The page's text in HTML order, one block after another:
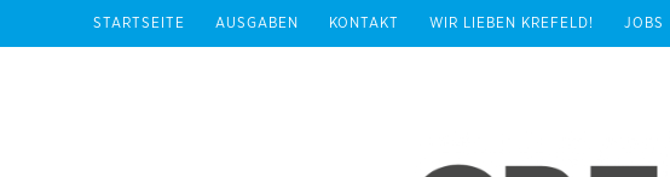
STARTSEITE AUSGABEN KONTAKT WIR LIEBEN KREFELD! JOBS